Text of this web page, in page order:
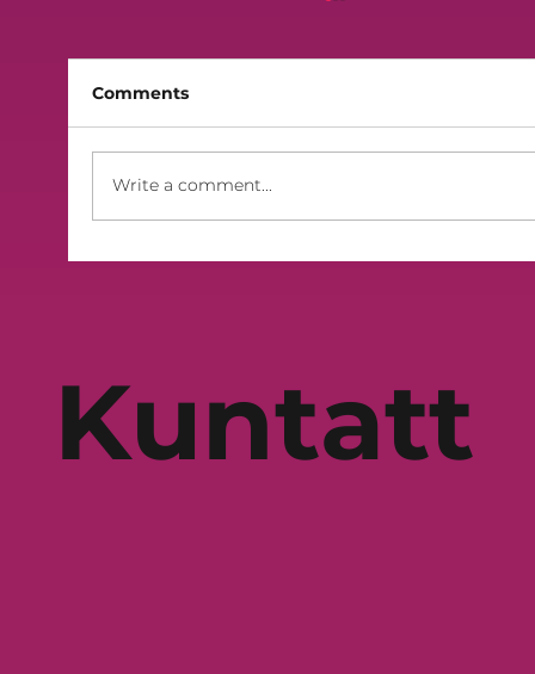
Finali 2026 - Lilek Sibt
Comments
Write a comment...
Kuntatt